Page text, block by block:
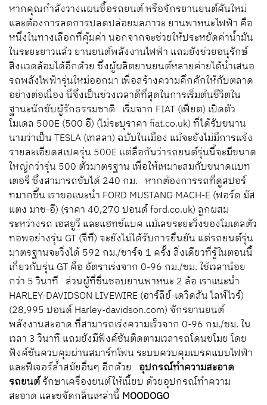
หากคุณกำลังวางแผนซื้อรถยนต์ หรือจักรยานยนต์คันใหม่
และต้องการลดการปลดปล่อยมลภาวะ ยานพาหนะไฟฟ้า คือ
หนึ่งในทางเลือกที่คุ้มค่า นอกจากจะช่วยให้ประหยัดค่าน้ำมัน
ในระยะยาวแล้ว ยานยนต์พลังงานไฟฟ้า แถมยังช่วยอนุรักษ์
สิ่งแวดล้อมได้อีกด้วย ซึ่งผู้ผลิตยานยนต์หลายค่ายได้นำเสนอ
รถพลังไฟฟ้ารุ่นใหม่ออกมา เพื่อสร้างความคึกคักให้กับตลาด
อย่างต่อเนื่อง นี่จึงเป็นช่วงเวลาดีที่สุดในการเริ่มต้นชีวิตใน
ฐานะนักขับผู้รักธรรมชาติ เริ่มจาก FIAT (เฟียต) เปิดตัว
โมเดล 500E (500 อี) (ไม่ระบุราคา fiat.co.uk) ที่ได้รับขนาน
นามว่าเป็น TESLA (เทสลา) ฉบับในเมือง แม้จะยังไม่มีการแจ้ง
รายละเอียดสเปครุ่น 500E แต่ลือกันว่ารถยนต์รุ่นนี้จะมีขนาด
ใหญ่กว่ารุ่น 500 ตัวมาตรฐาน เพื่อให้เหมาะสมกับขนาดแบท
เตอรี ซึ่งสามารถขับได้ 240 กม. หากต้องการรถที่ดูสปอร์
ทมากขึ้น เราขอแนะนำ FORD MUSTANG MACH-E (ฟอร์ด มัส
แตง มาช-อี) (ราคา 40,270 ปอนด์ ford.co.uk) ลูกผสม
ระหว่างรถ เอสยูวี และแฮทช์แบค แม้เลขระยะวิ่งของโมเดลตัว
ทอพอย่างรุ่น GT (จีที) จะยังไม่ได้รับการยืนยัน แต่รถยนต์รุ่น
มาตรฐานจะวิ่งได้ 592 กม./ชาร์จ 1 ครั้ง สิ่งเดียวที่รู้ในตอนนี้
เกี่ยวกับรุ่น GT คือ อัตราเร่งจาก 0-96 กม./ชม. ใช้เวลาน้อย
กว่า 5 วินาที ส่วนผู้ที่ชื่นชอบยานพาหนะ 2 ล้อ เราแนะนำ
HARLEY-DAVIDSON LIVEWIRE (ฮาร์ลีย์-เดวิดสัน ไลฟ์ไวร์)
(28,995 ปอนด์ Harley-davidson.com) จักรยานยนต์
พลังงานสะอาด ที่สามารถเร่งความเร็วจาก 0-96 กม./ชม. ใน
เวลา 3 วินาที แถมยังมีฟังค์ชันติดตามเวลารถโดนขโมย โดย
ฟังค์ชันควบคุมผ่านสมาร์ทโฟน ระบบควบคุมเบรคแบบไฟฟ้า
และฟีเจอร์ล้ำสมัยอื่นๆ อีกด้วย อุปกรณ์ทำความสะอาด
รถยนต์รักษาเครื่องยนต์ให้เนี้ยบ ด้วยอุปกรณ์ทำความ
สะอาด และขจัดกลิ่นเหล่านี้ MOODOGO